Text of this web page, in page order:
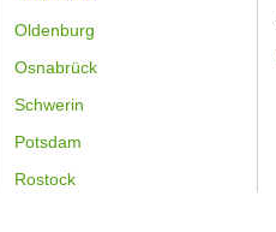
Oldenburg
Osnabrück
Schwerin
Potsdam
Rostock